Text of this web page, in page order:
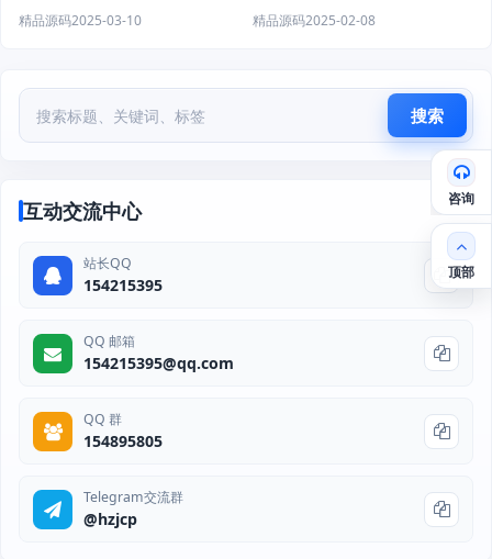
精品源码2025-03-10 精品源码2025-02-08
搜索
互动交流中心
站长QQ
154215395
QQ 邮箱
154215395@qq.com
QQ 群
154895805
Telegram交流群
@hzjcp
咨询
顶部